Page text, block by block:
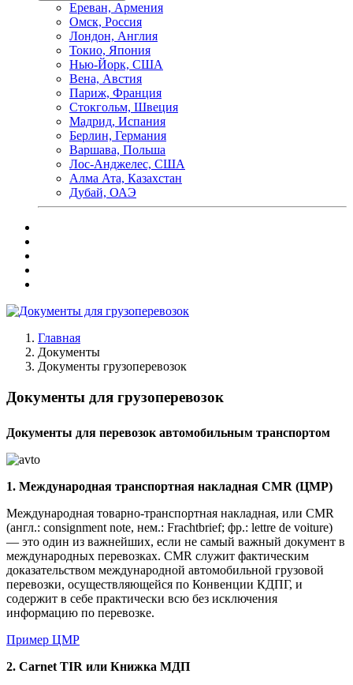
Ереван, Армения
Омск, Россия
Лондон, Англия
Токио, Япония
Нью-Йорк, США
Вена, Австия
Париж, Франция
Стокгольм, Швеция
Мадрид, Испания
Берлин, Германия
Варшава, Польша
Лос-Анджелес, США
Алма Ата, Казахстан
Дубай, ОАЭ
Главная
Документы
Документы грузоперевозок
Документы для грузоперевозок
Документы для перевозок автомобильным транспортом
1. Международная транспортная накладная CMR (ЦМР)
Международная товарно-транспортная накладная, или CMR
(англ.: consignment note, нем.: Frachtbrief; фр.: lettre de voiture)
— это один из важнейших, если не самый важный документ в
международных перевозках. CMR служит фактическим
доказательством международной автомобильной грузовой
перевозки, осуществляющейся по Конвенции КДПГ, и
содержит в себе практически всю без исключения
информацию по перевозке.
Пример ЦМР
2. Carnet TIR или Книжка МДП